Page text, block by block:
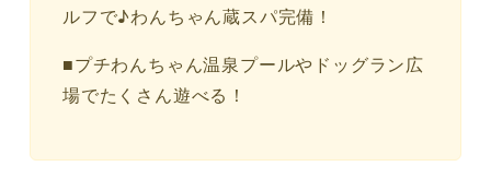
ルフで♪わんちゃん蔵スパ完備！
■プチわんちゃん温泉プールやドッグラン広
場でたくさん遊べる！